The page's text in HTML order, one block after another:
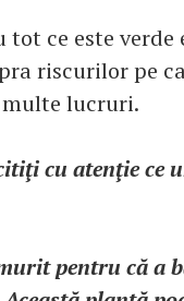
tot ce este
riscurilor pe
lucruri.
cu atenţie ce
pentru că a